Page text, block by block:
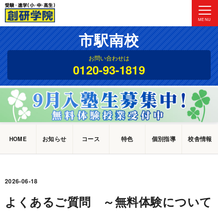
MENU
市駅南校
お問い合わせは
0120-93-1819
HOME お知らせ コース 特色 個別指導 校舎情報
2026-06-18
よくあるご質問 ～無料体験について